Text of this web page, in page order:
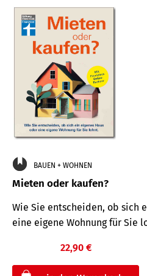
BAUEN + WOHNEN
Mieten oder kaufen?
Wie Sie entscheiden, ob sich
eine eigene Wohnung für Sie
22,90 €